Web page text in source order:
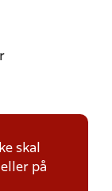
skal
eller på